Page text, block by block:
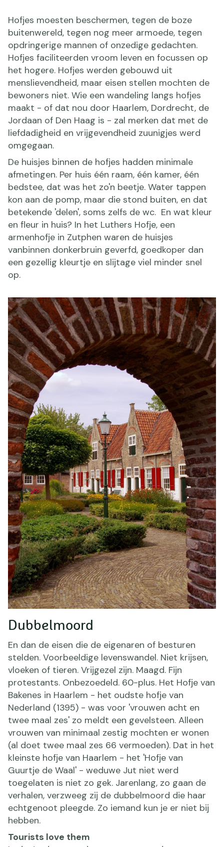
Hofjes moesten beschermen, tegen de boze
buitenwereld, tegen nog meer armoede, tegen
opdringerige mannen of onzedige gedachten.
Hofjes faciliteerden vroom leven en focussen op
het hogere. Hofjes werden gebouwd uit
menslievendheid, maar eisen stellen mochten de
bewoners niet. Wie een wandeling langs hofjes
maakt - of dat nou door Haarlem, Dordrecht, de
Jordaan of Den Haag is - zal merken dat met de
liefdadigheid en vrijgevendheid zuunigjes werd
omgegaan.
De huisjes binnen de hofjes hadden minimale
afmetingen. Per huis één raam, één kamer, één
bedstee, dat was het zo'n beetje. Water tappen
kon aan de pomp, maar die stond buiten, en dat
betekende 'delen', soms zelfs de wc. En wat kleur
en fleur in huis? In het Luthers Hofje, een
armenhofje in Zutphen waren de huisjes
vanbinnen donkerbruin geverfd, goedkoper dan
een gezellig kleurtje en slijtage viel minder snel
op.
Dubbelmoord
En dan de eisen die de eigenaren of besturen
stelden. Voorbeeldige levenswandel. Niet krijsen,
vloeken of tieren. Vrijgezel zijn. Maagd. Fijn
protestants. Onbezoedeld. 60-plus. Het Hofje van
Bakenes in Haarlem - het oudste hofje van
Nederland (1395) - was voor 'vrouwen acht en
twee maal zes' zo meldt een gevelsteen. Alleen
vrouwen van minimaal zestig mochten er wonen
(al doet twee maal zes 66 vermoeden). Dat in het
kleinste hofje van Haarlem - het 'Hofje van
Guurtje de Waal' - weduwe Jut niet werd
toegelaten is niet zo gek. Jarenlang, zo gaan de
verhalen, verzweeg zij de dubbelmoord die haar
echtgenoot pleegde. Zo iemand kun je er niet bij
hebben.
Tourists love them